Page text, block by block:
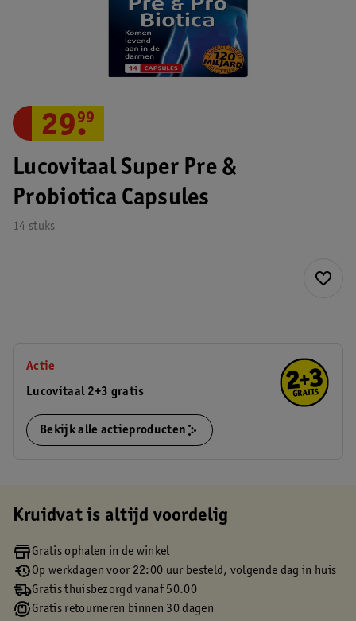
Lucovitaal Super Pre &
Probiotica Capsules
14 stuks
29.
99
Actie
Lucovitaal 2+3 gratis
Bekijk alle actieproducten
Kruidvat is altijd voordelig
Gratis ophalen in de winkel
Op werkdagen voor 22:00 uur besteld, volgende dag in huis
Gratis thuisbezorgd vanaf 50.00
Gratis retourneren binnen 30 dagen